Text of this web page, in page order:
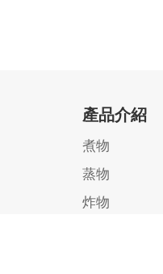
產品介紹
煮物
蒸物
炸物